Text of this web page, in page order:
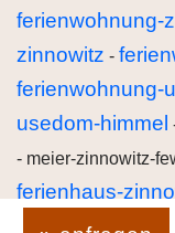
ferienwohnung-
zinnowitz -
ferienwohnung-
usedom-himmel
- meier-zinnowitz-
ferienhaus-
rizak-wilhelm-